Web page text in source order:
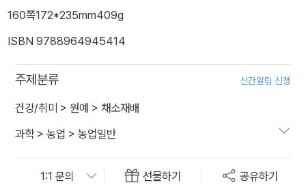
160쪽172*235mm409g
ISBN 9788964945414
주제분류 신간알림 신청
건강/취미 > 원예 > 채소재배
과학> 농업 > 농업일반
선물하기 공유하기